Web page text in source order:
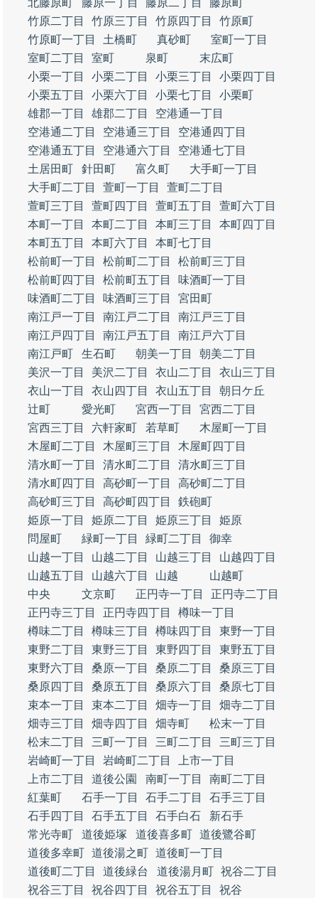
北藤原町 藤原一丁目 藤原二丁目
藤原町
竹原二丁目
竹原三丁目 竹原四丁目
竹原町
竹原町一丁目
土橋町 真砂町
室町一丁目
室町二丁目
室町 泉町
末広町
小栗一丁目
小栗二丁目 小栗三丁目
小栗四丁目
小栗五丁目
小栗六丁目 小栗七丁目
小栗町
雄郡一丁目
雄郡二丁目
空港通一丁目
空港通二丁目
空港通三丁目
空港通四丁目
空港通五丁目
空港通六丁目
空港通七丁目
土居田町
針田町 富久町
大手町一丁目
大手町二丁目
萱町一丁目
萱町二丁目
萱町三丁目
萱町四丁目 萱町五丁目
萱町六丁目
本町一丁目
本町二丁目 本町三丁目
本町四丁目
本町五丁目
本町六丁目
本町七丁目
松前町一丁目
松前町二丁目
松前町三丁目
松前町四丁目
松前町五丁目
味酒町一丁目
味酒町二丁目
味酒町三丁目
宮田町
南江戸一丁目
南江戸二丁目
南江戸三丁目
南江戸四丁目
南江戸五丁目
南江戸六丁目
南江戸町
生石町 朝美一丁目
朝美二丁目
美沢一丁目
美沢二丁目 衣山二丁目
衣山三丁目
衣山一丁目
衣山四丁目 衣山五丁目
朝日ケ丘
辻町
愛光町 宮西一丁目
宮西二丁目
宮西三丁目
六軒家町 若草町
木屋町一丁目
木屋町二丁目
木屋町三丁目
木屋町四丁目
清水町一丁目
清水町二丁目
清水町三丁目
清水町四丁目
高砂町一丁目
高砂町二丁目
高砂町三丁目
高砂町四丁目
鉄砲町
姫原一丁目
姫原二丁目 姫原三丁目
姫原
問屋町
緑町一丁目 緑町二丁目
御幸
山越一丁目
山越二丁目 山越三丁目
山越四丁目
山越五丁目
山越六丁目 山越
山越町
中央
文京町 正円寺一丁目
正円寺二丁目
正円寺三丁目
正円寺四丁目
樽味一丁目
樽味二丁目
樽味三丁目 樽味四丁目
東野一丁目
東野二丁目
東野三丁目 東野四丁目
東野五丁目
東野六丁目
桑原一丁目 桑原二丁目
桑原三丁目
桑原四丁目
桑原五丁目 桑原六丁目
桑原七丁目
束本一丁目
束本二丁目 畑寺一丁目
畑寺二丁目
畑寺三丁目
畑寺四丁目 畑寺町
松末一丁目
松末二丁目
三町一丁目 三町二丁目
三町三丁目
岩崎町一丁目
岩崎町二丁目
上市一丁目
上市二丁目
道後公園 南町一丁目
南町二丁目
紅葉町
石手一丁目 石手二丁目
石手三丁目
石手四丁目
石手五丁目 石手白石
新石手
常光寺町
道後姫塚 道後喜多町 道後鷺谷町
道後多幸町 道後湯之町 道後町一丁目
道後町二丁目
道後緑台 道後湯月町 祝谷二丁目
祝谷三丁目
祝谷四丁目 祝谷五丁目
祝谷